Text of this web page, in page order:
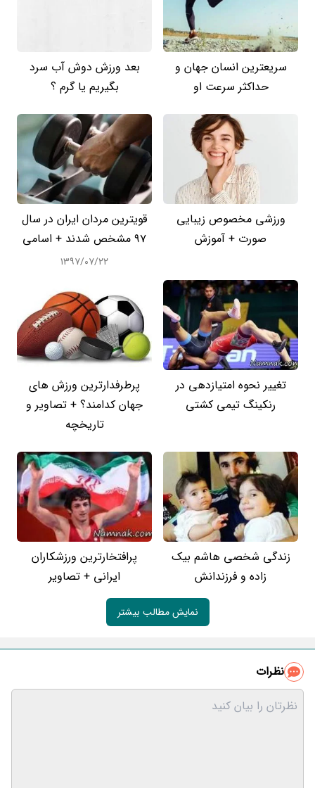
سریعترین انسان جهان و
حداکثر سرعت او
بعد ورزش دوش آب سرد
بگیریم یا گرم ؟
ورزشی مخصوص زیبایی
صورت + آموزش
قویترین مردان ایران در سال
97 مشخص شدند + اسامی
۱۳۹۷/۰۷/۲۲
تغییر نحوه امتیازدهی در
رنکینگ تیمی کشتی
پرطرفدارترین ورزش های
جهان کدامند؟ + تصاویر و
تاریخچه
زندگی شخصی هاشم بیک
زاده و فرزندانش
پرافتخارترین ورزشکاران
ایرانی + تصاویر
نمایش مطالب بیشتر
نظرات